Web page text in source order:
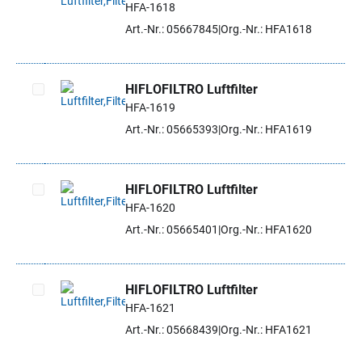
Artikel auswählen
HFA-1618
Art.-Nr.: 05667845Org.-Nr.: HFA1618
Artikel auswählen
HIFLOFILTRO Luftfilter
HFA-1619
Art.-Nr.: 05665393 Org.-Nr.: HFA1619
Artikel auswählen
HIFLOFILTRO Luftfilter
HFA-1620
Art.-Nr.: 05665401 Org.-Nr.: HFA1620
Artikel auswählen
HIFLOFILTRO Luftfilter
HFA-1621
Art.-Nr.: 05668439 Org.-Nr.: HFA1621